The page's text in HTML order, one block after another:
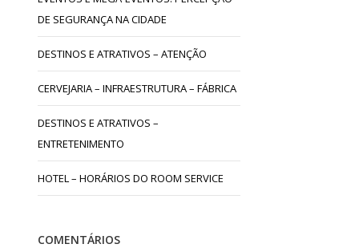
DE SEGURANÇA NA CIDADE
DESTINOS E ATRATIVOS – ATENÇÃO
CERVEJARIA – INFRAESTRUTURA – FÁBRICA
DESTINOS E ATRATIVOS –
ENTRETENIMENTO
HOTEL – HORÁRIOS DO ROOM SERVICE
COMENTÁRIOS